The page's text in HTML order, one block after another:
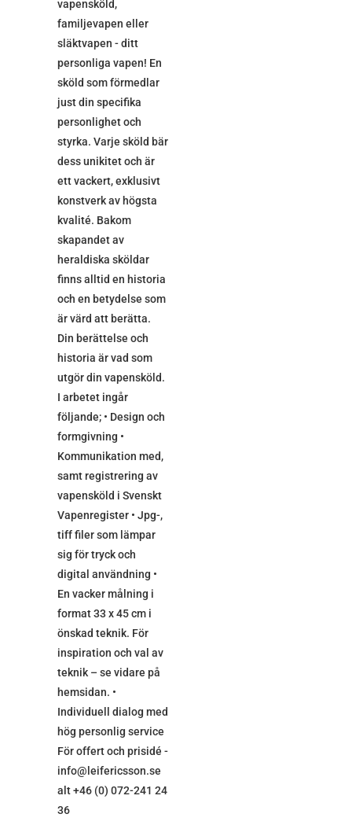
vapensköld,
familjevapen eller
släktvapen - ditt
personliga vapen! En
sköld som förmedlar
just din specifika
personlighet och
styrka. Varje sköld bär
dess unikitet och är
ett vackert, exklusivt
konstverk av högsta
kvalité. Bakom
skapandet av
heraldiska sköldar
finns alltid en historia
och en betydelse som
är värd att berätta.
Din berättelse och
historia är vad som
utgör din vapensköld.
I arbetet ingår
följande; • Design och
formgivning •
Kommunikation med,
samt registrering av
vapensköld i Svenskt
Vapenregister • Jpg-,
tiff filer som lämpar
sig för tryck och
digital användning •
En vacker målning i
format 33 x 45 cm i
önskad teknik. För
inspiration och val av
teknik – se vidare på
hemsidan. •
Individuell dialog med
hög personlig service
För offert och prisidé -
info@leifericsson.se
alt +46 (0) 072-241 24
36